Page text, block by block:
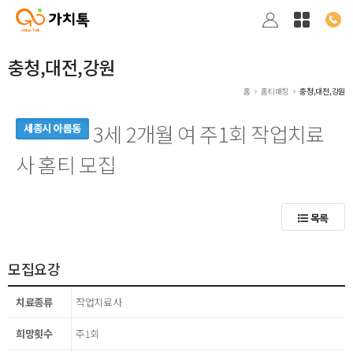
충청,대전,강원
홈 홈티매칭 충청,대전,강원
세종시 아름동
3세 2개월 여 주1회 작업치료
사 홈티 모집
목록
모집요강
치료종류 작업치료사
희망횟수 주1회